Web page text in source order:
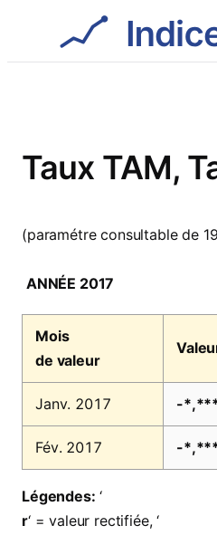
contenu
Taux TAM,
(paramétre consultable de
ANNÉE 2017
Mois
de valeur
Janv. 2017 -
Fév. 2017 -
Légendes: ‘
r‘ = valeur rectifiée, ‘